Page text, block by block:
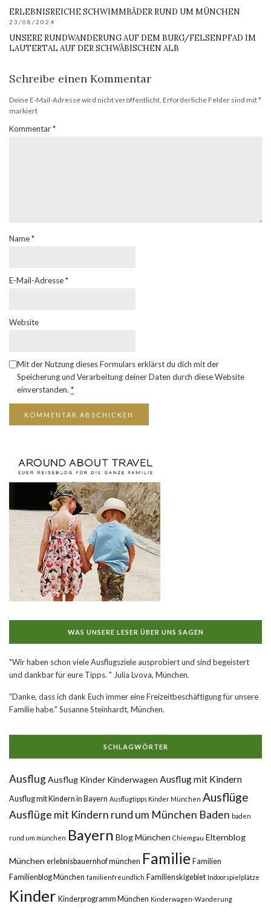
ERLEBNISREICHE SCHWIMMBÄDER RUND UM MÜNCHEN
23/08/2024
UNSERE RUNDWANDERUNG AUF DEM BURG/FELSENPFAD IM
LAUTERTAL AUF DER SCHWÄBISCHEN ALB
Schreibe einen Kommentar
Deine E-Mail-Adresse wird nicht veröffentlicht. Erforderliche Felder sind mit*
markiert
Kommentar*
Name*
E-Mail-Adresse*
Website
Mit der Nutzung dieses Formulars erklärst du dich mit der
Speicherung und Verarbeitung deiner Daten durch diese Website
einverstanden. *
WAS UNSERE LESER ÜBER UNS SAGEN
"Wir haben schon viele Ausflugsziele ausprobiert und sind begeistert
und dankbar für eure Tipps. " Julia Lvova, München.
"Danke, dass ich dank Euch immer eine Freizeitbeschäftigung für unsere
Familie habe." Susanne Steinhardt, München.
SCHLAGWÖRTER
AusflugAusflug Kinder Kinderwagen Ausflug mit Kindern
Ausflug mit Kindern in Bayern Ausflugtipps Kinder München Ausflüge
Ausflüge mit Kindern rund um München Baden baden
rund um münchen Bayern Blog München Chiemgau Elternblog
München erlebnisbauernhof münchen Familie Familien
Familienblog München familienfreundlich Familienskigebiet Indoorspielplätze
Kinder Kinderprogramm München Kinderwagen-Wanderung